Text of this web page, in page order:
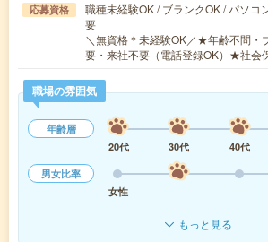
応募資格
職種未経験OK / ブランクOK / パソコ
要
＼無資格＊未経験OK／★年齢不問・
要・来社不要（電話登録OK）★社会
職場の雰囲気
年齢層
20代
30代 40代
男女比率
女性
もっと見る